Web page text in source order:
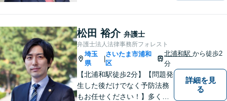
ミがお預かりします。あなた
の代わりに悩み、考え、解決
策をご提案します。
松田 裕介 弁護士
弁護士法人法律事務所フォレスト
埼玉
県
|
さいたま市浦和
区
北浦和駅から徒歩2
分
【北浦和駅徒歩2分】【問題発
生した後だけでなく予防法務
もお任せください！】多くの
詳細を見
る